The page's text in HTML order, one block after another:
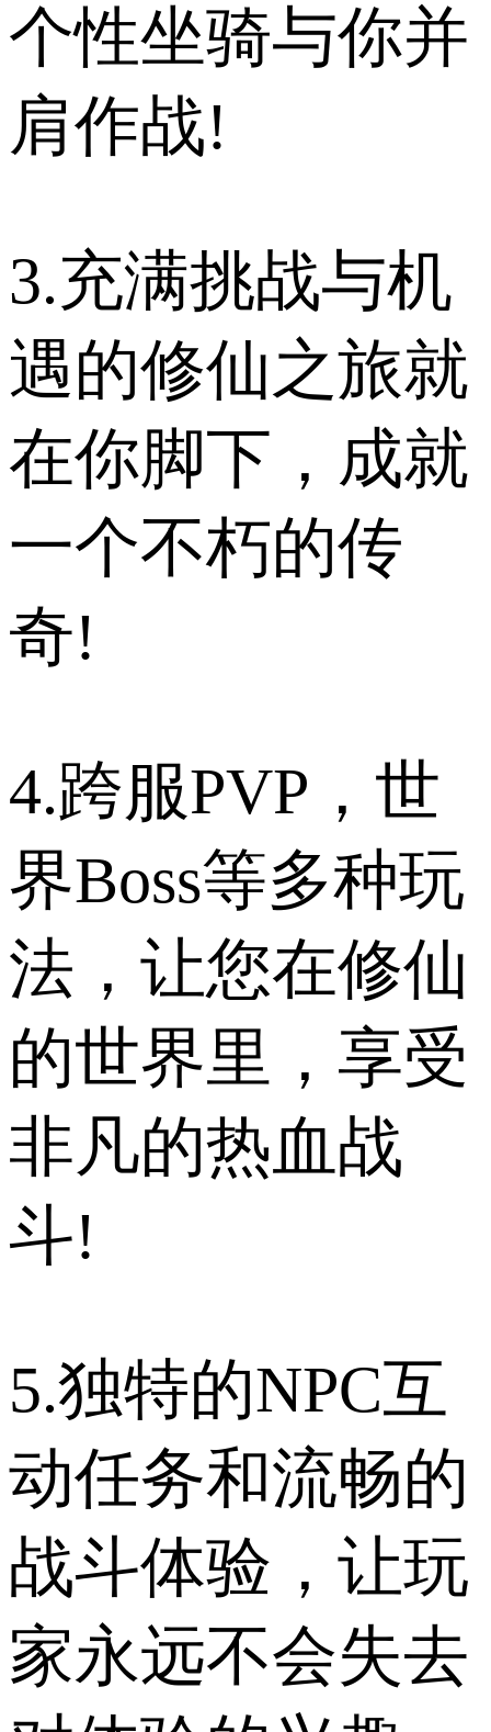
个性坐骑与你并
肩作战!
3.充满挑战与机
遇的修仙之旅就
在你脚下，成就
一个不朽的传
奇!
4.跨服PVP，世
界Boss等多种玩
法，让您在修仙
的世界里，享受
非凡的热血战
斗!
5.独特的NPC互
动任务和流畅的
战斗体验，让玩
家永远不会失去